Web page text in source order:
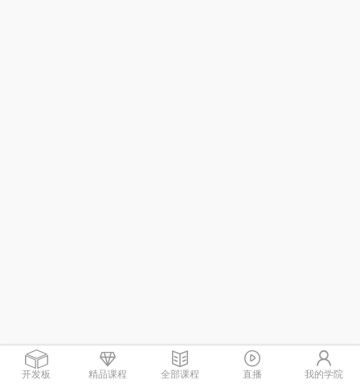
开发板 精品课程 全部课程 直播 我的学院